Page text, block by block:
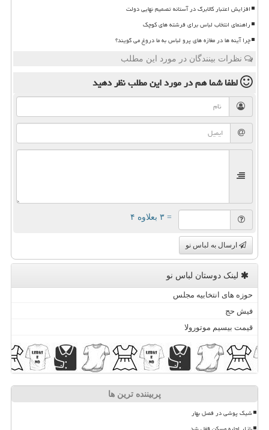
افزایش اعتبار کالابرگ در آستانه تصمیم نهایی دولت
راهنمای انتخاب لباس برای فرشته های کوچک
چرا آینه ها در مغازه های پرو لباس به ما دروغ می گویند؟
نظرات بینندگان در مورد این مطلب
لطفا شما همدر مورد این مطلبنظر دهید
= ۳ بعلاوه ۴
ارسال به لباس نو
لینک دوستان لباس نو
حوزه های انتخابیه مجلس
فیش حج
قیمت بیسیم موتورولا
پربیننده ترین ها
شیک پوشی در فصل بهار